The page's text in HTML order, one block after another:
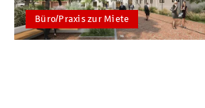
Büro/Praxis zur Miete